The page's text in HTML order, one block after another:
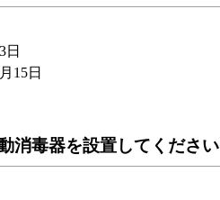
日
15日
消毒器を設置してください